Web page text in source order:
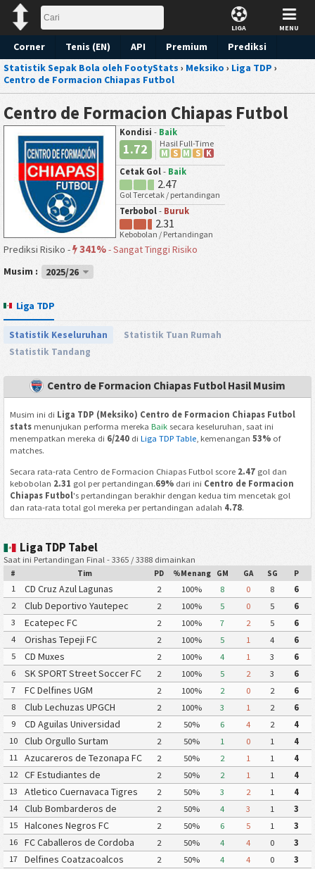
LIGA MENU
Corner Tenis (EN) API Premium
Prediksi
Statistik Sepak Bola oleh FootyStats › Meksiko › Liga TDP ›
Centro de Formacion Chiapas Futbol
Centro de Formacion Chiapas Futbol
Kondisi - Baik
1.72
Hasil Full-Time
M S M S
K
Cetak Gol - Baik
2.47
Gol Tercetak / pertandingan
Terbobol - Buruk
2.31
Kebobolan / Pertandingan
Prediksi Risiko - 341%-Sangat Tinggi Risiko
Musim :
2025/26
Liga TDP
Statistik Keseluruhan
Statistik Tuan Rumah
Statistik Tandang
Centro de Formacion Chiapas Futbol Hasil Musim
Musim ini di Liga TDP (Meksiko) Centro de Formacion Chiapas Futbol
statsmenunjukan performa mereka Baiksecara keseluruhan, saat ini
menempatkan mereka di 6/240di Liga TDP Table, kemenangan 53%of
matches.
Secara rata-rata Centro de Formacion Chiapas Futbol score 2.47gol dan
kebobolan 2.31 gol per pertandingan.69%dari ini Centro de Formacion
Chiapas Futbol's pertandingan berakhir dengan kedua tim mencetak gol
dan rata-rata total gol mereka per pertandingan adalah 4.78.
Liga TDP Tabel
Saat ini Pertandingan Final - 3365 / 3388 dimainkan
# Tim PD %Menang GM GA SG P
1 CD Cruz Azul Lagunas 2 100% 8 0 8
6
2
Club Deportivo Yautepec 2 100% 5 0 5
6
3
Ecatepec FC 2 100% 7 2 5
6
4
Orishas Tepeji FC 2 100% 5 1 4
6
5
CD Muxes 2 100% 4 1 3
6
6
SK SPORT Street Soccer FC 2 100% 5 2 3
6
7
FC Delfines UGM 2 100% 2 0 2
6
8
Club Lechuzas UPGCH 2 100% 3 1 2
6
9
CD Aguilas Universidad
Autonoma de Guerrero
2 50% 6 4 2
4
10
Club Orgullo Surtam 2 50% 1 0 1
4
11
Azucareros de Tezonapa FC 2 50% 2 1 1
4
12
CF Estudiantes de
Atlacomulco
2 50% 2 1 1
4
13
Atletico Cuernavaca Tigres
Yautepec
2 50% 3 2 1
4
14
Club Bombarderos de
Tecamac
2 50% 4 3 1
3
15
Halcones Negros FC 2 50% 6 5 1
3
16
FC Caballeros de Cordoba 2 50% 4 4 0
3
17
Delfines Coatzacoalcos 2 50% 4 4 0
3